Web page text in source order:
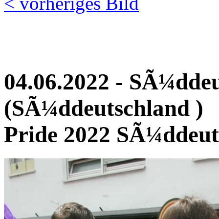
04.06.2022 -
(SÃ¼ddeutschland )
Pride 2022